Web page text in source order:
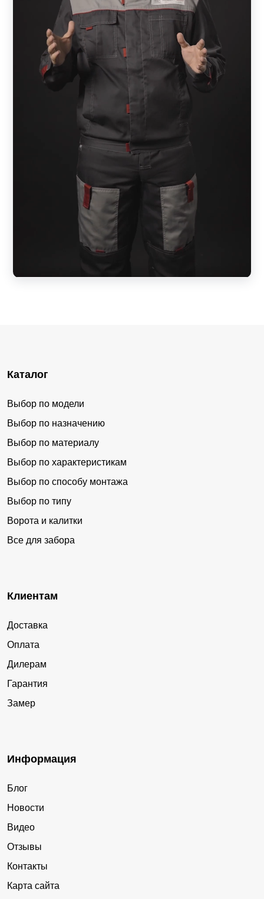
Каталог
Выбор по модели
Выбор по назначению
Выбор по материалу
Выбор по характеристикам
Выбор по способу монтажа
Выбор по типу
Ворота и калитки
Все для забора
Клиентам
Доставка
Оплата
Дилерам
Гарантия
Замер
Информация
Блог
Новости
Видео
Отзывы
Контакты
Карта сайта